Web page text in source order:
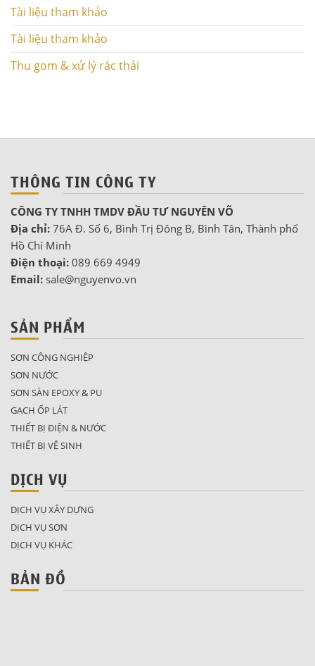
Tài liệu tham khảo
Tài liệu tham khảo
Thu gom & xử lý rác thải
THÔNG TIN CÔNG TY
CÔNG TY TNHH TMDV ĐẦU TƯ NGUYÊN VÕ
Địa chỉ: 76A Đ. Số 6, Bình Trị Đông B, Bình Tân, Thành phố
Hồ Chí Minh
Điện thoại: 089 669 4949
Email: sale@nguyenvo.vn
SẢN PHẨM
SƠN CÔNG NGHIỆP
SƠN NƯỚC
SƠN SÀN EPOXY & PU
GẠCH ỐP LÁT
THIẾT BỊ ĐIỆN & NƯỚC
THIẾT BỊ VỆ SINH
DỊCH VỤ
DỊCH VỤ XÂY DỰNG
DỊCH VỤ SƠN
DỊCH VỤ KHÁC
BẢN ĐỒ